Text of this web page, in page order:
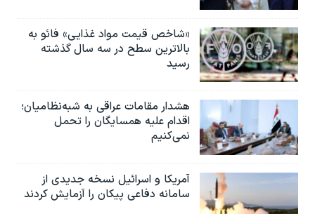
«شاخص قیمت مواد غذایی» فائو به
بالاترین سطح در سه سال گذشته
رسید
هشدار مقامات عراقی به شبه‌نظامیان؛
اقدام علیه همسایگان را تحمل
نمی‌کنیم
آمریکا و اسرائیل نسخه جدیدی از
سامانه دفاعی پیکان را آزمایش کردند